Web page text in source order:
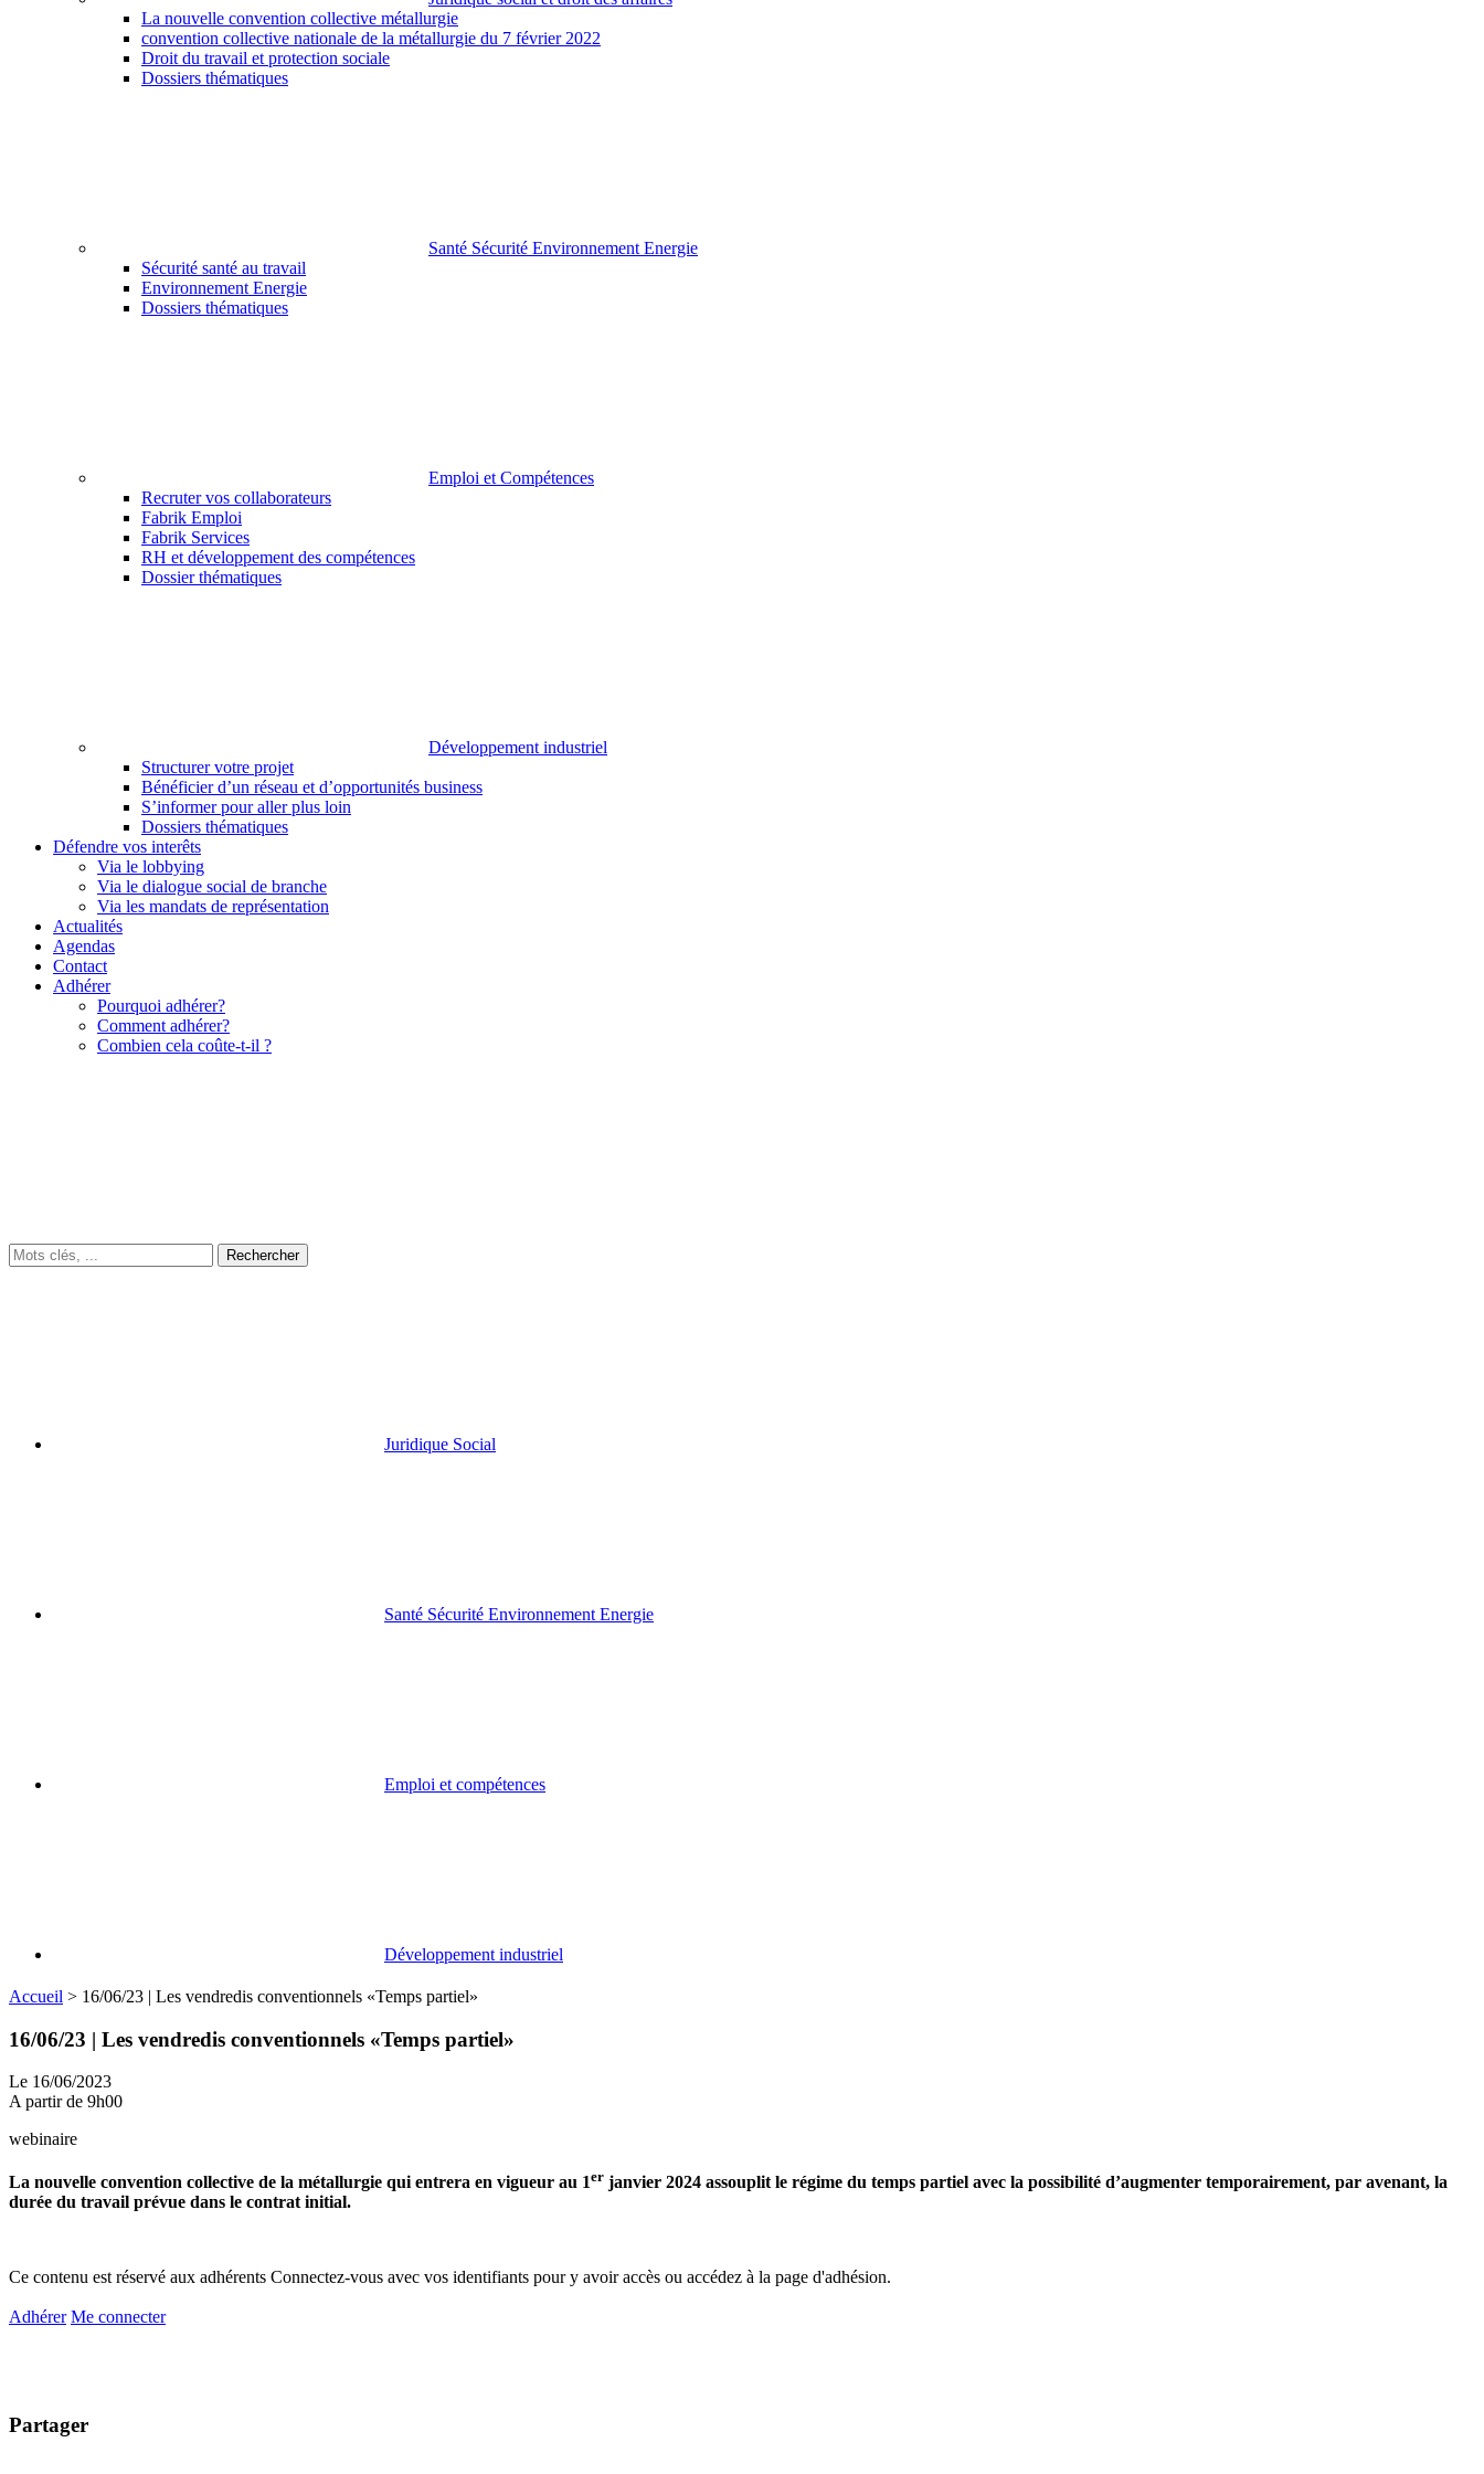
La nouvelle convention collective métallurgie
convention collective nationale de la métallurgie du 7 février 2022
Droit du travail et protection sociale
Dossiers thématiques
Santé Sécurité Environnement Energie
Sécurité santé au travail
Environnement Energie
Dossiers thématiques
Emploi et Compétences
Recruter vos collaborateurs
Fabrik Emploi
Fabrik Services
RH et développement des compétences
Dossier thématiques
Développement industriel
Structurer votre projet
Bénéficier d’un réseau et d’opportunités business
S’informer pour aller plus loin
Dossiers thématiques
Défendre vos interêts
Via le lobbying
Via le dialogue social de branche
Via les mandats de représentation
Actualités
Agendas
Contact
Adhérer
Pourquoi adhérer?
Comment adhérer?
Combien cela coûte-t-il ?
Juridique Social
Santé Sécurité Environnement Energie
Emploi et compétences
Développement industriel
Accueil > 16/06/23 | Les vendredis conventionnels «Temps partiel»
16/06/23 | Les vendredis conventionnels «Temps partiel»
Le 16/06/2023
A partir de 9h00
webinaire
La nouvelle convention collective de la métallurgie qui entrera en vigueur au 1er janvier 2024 assouplit le régime du temps partiel avec la possibilité d’augmenter temporairement, par avenant, la
durée du travail prévue dans le contrat initial.
Ce contenu est réservé aux adhérents Connectez-vous avec vos identifiants pour y avoir accès ou accédez à la page d'adhésion.
Adhérer Me connecter
Partager